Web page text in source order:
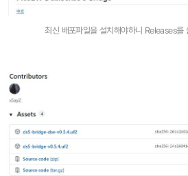
최신 배포파일을 설치해야하니 Releases